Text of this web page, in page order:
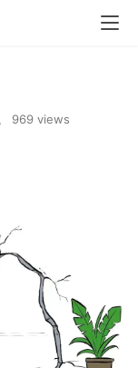
969 views